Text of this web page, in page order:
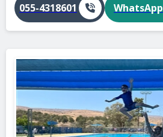
WhatsApp
055-4318601